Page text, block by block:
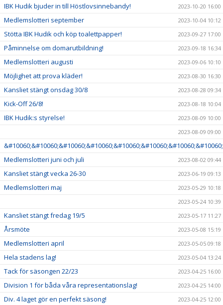
IBK Hudik bjuder in till Höstlovsinnebandy! 2023-10-20 16:00
Medlemslotteri september 2023-10-04 10:12
Stötta IBK Hudik och köp toalettpapper! 2023-09-27 17:00
Påminnelse om domarutbildning! 2023-09-18 16:34
Medlemslotteri augusti 2023-09-06 10:10
Möjlighet att prova kläder! 2023-08-30 16:30
Kansliet stängt onsdag 30/8 2023-08-28 09:34
Kick-Off 26/8! 2023-08-18 10:04
IBK Hudik:s styrelse!
2023-08-09 10:00
2023-08-09 09:00
Medlemslotteri juni och juli
2023-08-02 09:44
Kansliet stängt vecka 26-30 2023-06-19 09:13
Medlemslotteri maj
2023-05-29 10:18
2023-05-24 10:39
Kansliet stängt fredag 19/5 2023-05-17 11:27
Årsmöte 2023-05-08 15:19
Medlemslotteri april 2023-05-05 09:18
Hela stadens lag! 2023-05-04 13:24
Tack för säsongen 22/23 2023-04-25 16:00
Division 1 för båda våra representationslag! 2023-04-25 14:00
Div. 4 laget gör en perfekt säsong! 2023-04-25 12:00